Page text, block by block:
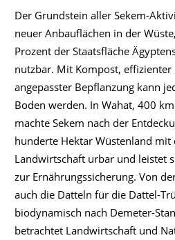
Der Grundstein aller Sekem-
neuer Anbauflächen in der
Prozent der Staatsfläche
nutzbar. Mit Kompost, effizienter
angepasster Bepflanzung kann
Boden werden. In Wahat, 400
machte Sekem nach der
hunderte Hektar Wüstenland mit
Landwirtschaft urbar und leistet
zur Ernährungssicherung. Von
auch die Datteln für die Dattel-
biodynamisch nach Demeter-
betrachtet Landwirtschaft und